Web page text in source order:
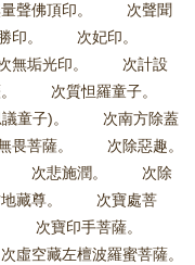
聲佛頂印。 次聲聞
勝印。 次妃印。
無垢光印。 次計設
次質怛羅童子。
童子)。 次南方除蓋
菩薩。 次除惡趣。
次悲施潤。 次除
藏尊。 次寶處菩
次寶印手菩薩。
藏左檀波羅蜜菩薩。